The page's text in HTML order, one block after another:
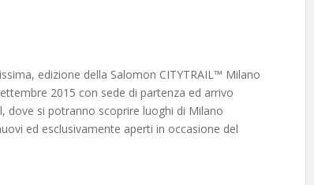
edizione della Salomon CITYTRAIL™ Milano
2015 con sede di partenza ed arrivo
dove si potranno scoprire luoghi di Milano
ed esclusivamente aperti in occasione del